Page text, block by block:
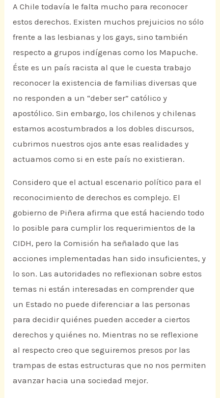
A Chile todavía le falta mucho para reconocer
estos derechos. Existen muchos prejuicios no sólo
frente a las lesbianas y los gays, sino también
respecto a grupos indígenas como los Mapuche.
Éste es un país racista al que le cuesta trabajo
reconocer la existencia de familias diversas que
no responden a un “deber ser” católico y
apostólico. Sin embargo, los chilenos y chilenas
estamos acostumbrados a los dobles discursos,
cubrimos nuestros ojos ante esas realidades y
actuamos como si en este país no existieran.
Considero que el actual escenario político para el
reconocimiento de derechos es complejo. El
gobierno de Piñera afirma que está haciendo todo
lo posible para cumplir los requerimientos de la
CIDH, pero la Comisión ha señalado que las
acciones implementadas han sido insuficientes, y
lo son. Las autoridades no reflexionan sobre estos
temas ni están interesadas en comprender que
un Estado no puede diferenciar a las personas
para decidir quiénes pueden acceder a ciertos
derechos y quiénes no. Mientras no se reflexione
al respecto creo que seguiremos presos por las
trampas de estas estructuras que no nos permiten
avanzar hacia una sociedad mejor.